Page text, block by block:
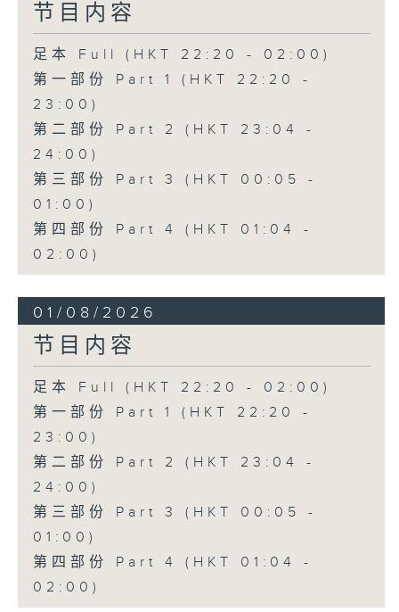
节目内容
足本 Full (HKT 22:20 - 02:00)
第一部份 Part 1 (HKT 22:20 -
23:00)
第二部份 Part 2 (HKT 23:04 -
24:00)
第三部份 Part 3 (HKT 00:05 -
01:00)
第四部份 Part 4 (HKT 01:04 -
02:00)
01/08/2026
节目内容
足本 Full (HKT 22:20 - 02:00)
第一部份 Part 1 (HKT 22:20 -
23:00)
第二部份 Part 2 (HKT 23:04 -
24:00)
第三部份 Part 3 (HKT 00:05 -
01:00)
第四部份 Part 4 (HKT 01:04 -
02:00)